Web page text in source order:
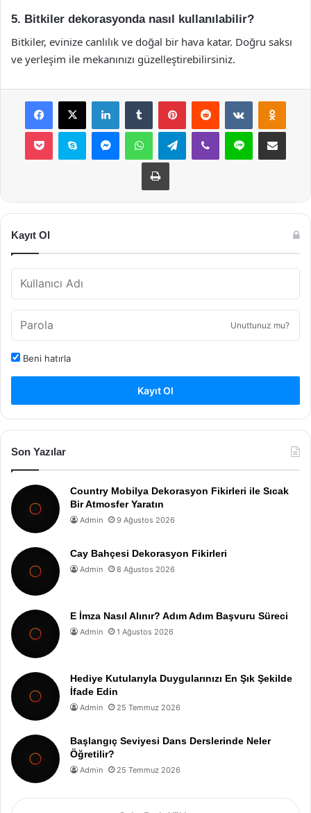
5. Bitkiler dekorasyonda nasıl kullanılabilir?
Bitkiler, evinize canlılık ve doğal bir hava katar. Doğru saksı
ve yerleşim ile mekanınızı güzelleştirebilirsiniz.
Facebook
X LinkedInTumblr PinterestReddit VKontakte
Pocket Skype MessengerWhatsAppTelegramViber Line E-Posta ile
Yazdır
Kayıt Ol
Unuttunuz mu?
Beni hatırla
Kayıt Ol
Son Yazılar
Country Mobilya Dekorasyon Fikirleri ile Sıcak
Bir Atmosfer Yaratın
Admin 9 Ağustos 2026
Cay Bahçesi Dekorasyon Fikirleri
Admin 8 Ağustos 2026
E İmza Nasıl Alınır? Adım Adım Başvuru Süreci
Admin 1 Ağustos 2026
Hediye Kutularıyla Duygularınızı En Şık Şekilde
İfade Edin
Admin 25 Temmuz 2026
Başlangıç Seviyesi Dans Derslerinde Neler
Öğretilir?
Admin 25 Temmuz 2026